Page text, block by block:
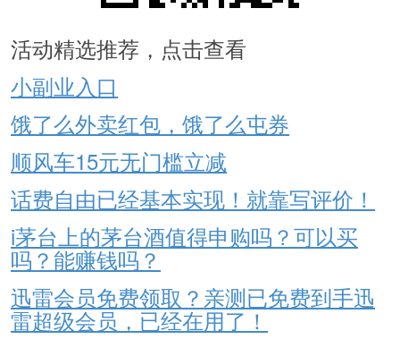
活动精选推荐，点击查看
小副业入口
饿了么外卖红包，饿了么屯券
顺风车15元无门槛立减
话费自由已经基本实现！就靠写评价！
i茅台上的茅台酒值得申购吗？可以买
吗？能赚钱吗？
迅雷会员免费领取？亲测已免费到手迅
雷超级会员，已经在用了！